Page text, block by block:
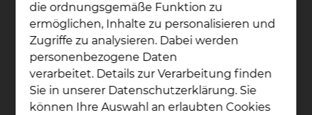
Prof. Dr. med. Jan T. Kiel­stein
Fichtengrund 1, 38126 Braunschweig
Tel.:+49 531 595 2381
die ordnungsgemäße Funktion zu
ermöglichen, Inhalte zu personalisieren und
Zugriffe zu analysieren. Dabei werden
personenbezogene Daten
verarbeitet. Details zur Verarbeitung finden
Sie in unserer Datenschutzerklärung. Sie
können Ihre Auswahl an erlaubten Cookies